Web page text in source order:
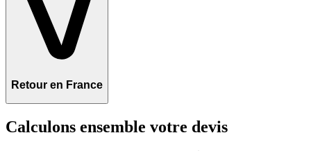
Retour en France
Calculons ensemble votre devis